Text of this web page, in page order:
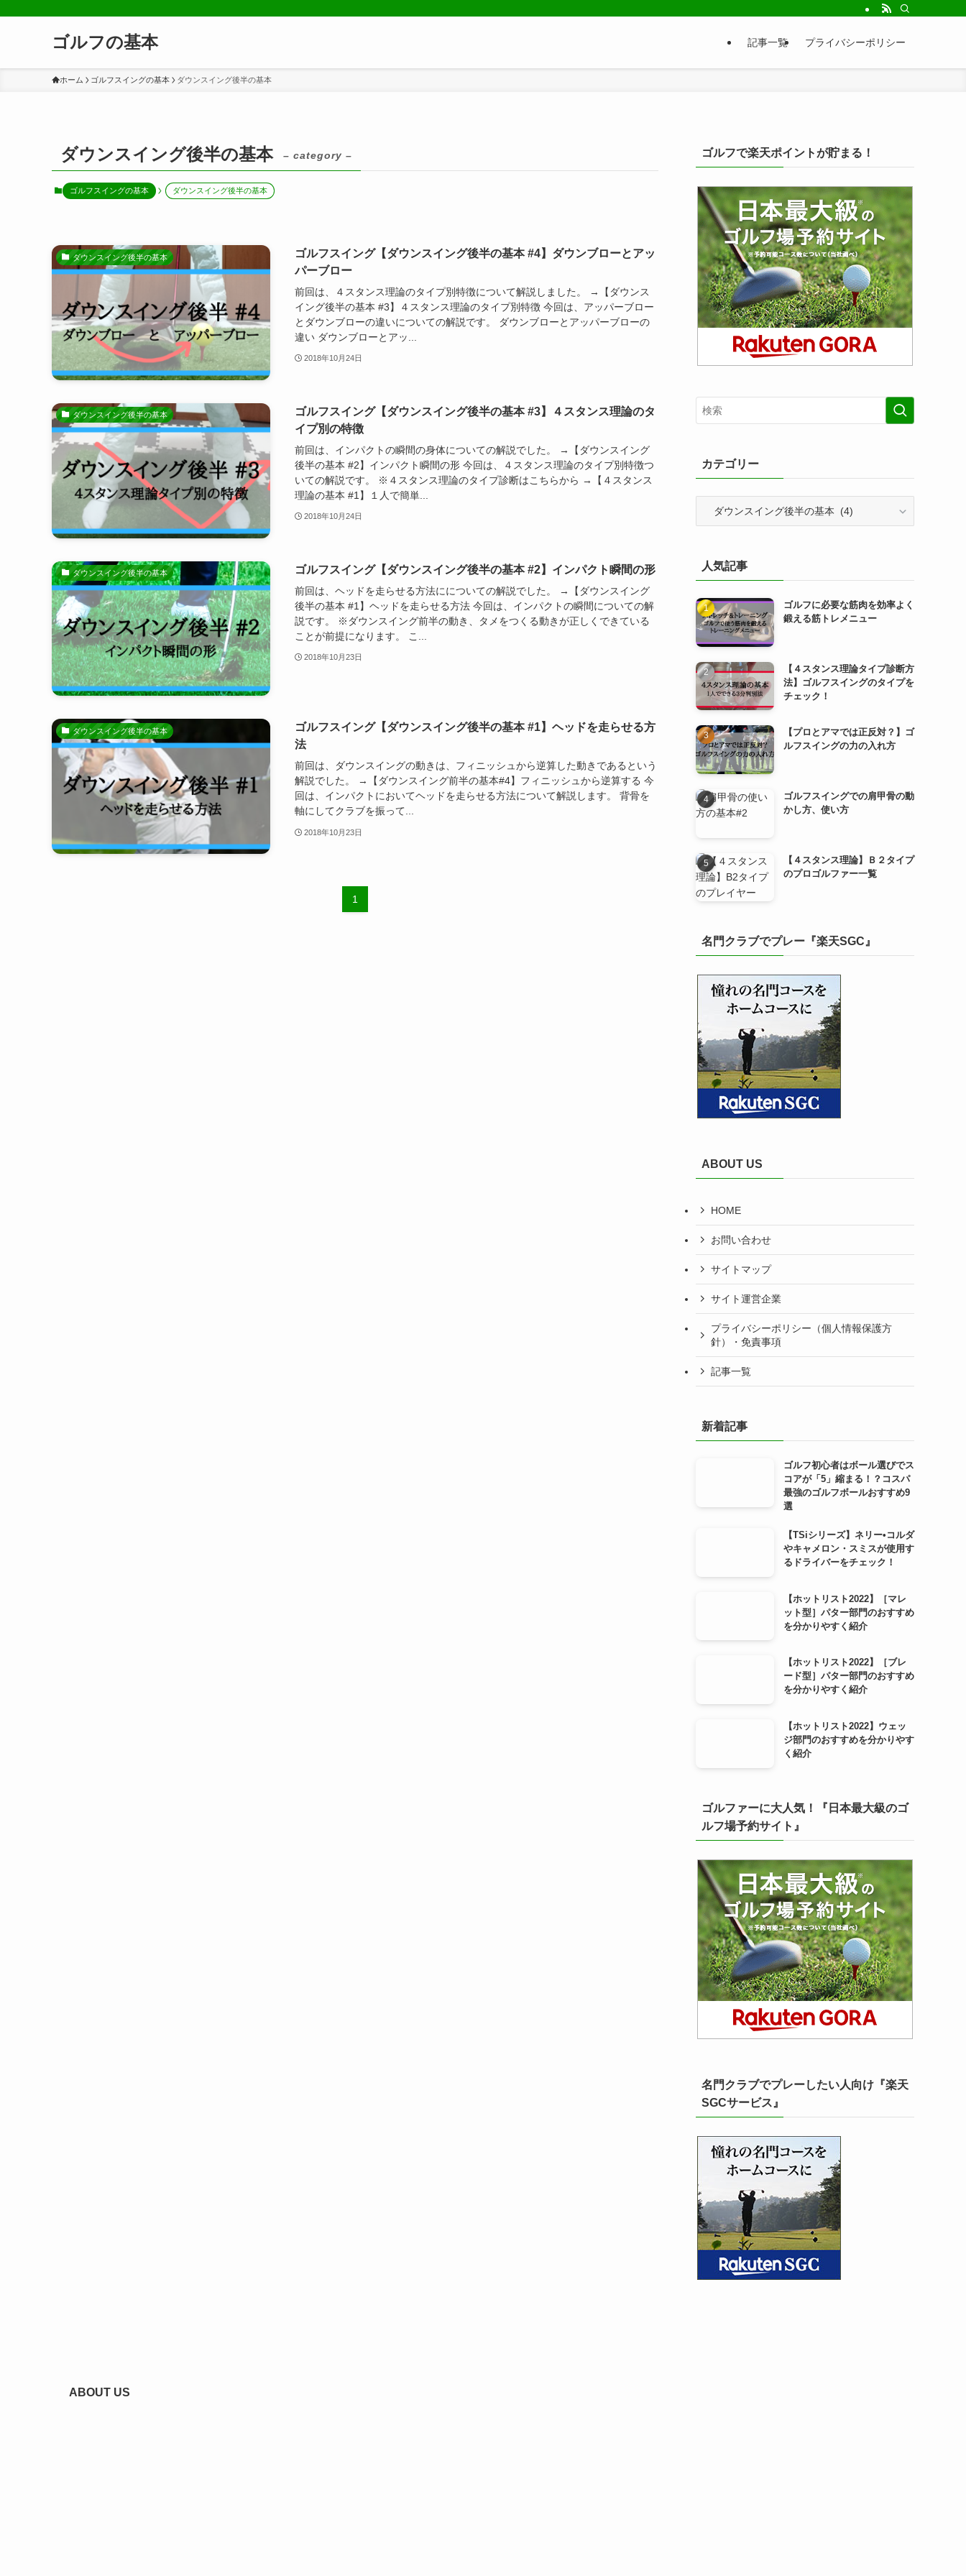
ゴルフの基本 記事一覧 プライバシーポリシー
ホーム ゴルフスイングの基本 ダウンスイング後半の基本
ダウンスイング後半の基本 – category –
ゴルフスイングの基本 ダウンスイング後半の基本
ダウンスイング後半の基本
ゴルフスイング【ダウンスイング後半の基本 #4】ダウンブローとアッ
パーブロー
前回は、４スタンス理論のタイプ別特徴について解説しました。 →【ダウンス
イング後半の基本 #3】４スタンス理論のタイプ別特徴 今回は、アッパーブロー
とダウンブローの違いについての解説です。 ダウンブローとアッパーブローの
違い ダウンブローとアッ...
2018年10月24日
ダウンスイング後半の基本
ゴルフスイング【ダウンスイング後半の基本 #3】４スタンス理論のタ
イプ別の特徴
前回は、インパクトの瞬間の身体についての解説でした。 →【ダウンスイング
後半の基本 #2】インパクト瞬間の形 今回は、４スタンス理論のタイプ別特徴つ
いての解説です。 ※４スタンス理論のタイプ診断はこちらから →【４スタンス
理論の基本 #1】１人で簡単...
2018年10月24日
ダウンスイング後半の基本 ゴルフスイング【ダウンスイング後半の基本 #2】インパクト瞬間の形
前回は、ヘッドを走らせる方法にについての解説でした。 →【ダウンスイング
後半の基本 #1】ヘッドを走らせる方法 今回は、インパクトの瞬間についての解
説です。 ※ダウンスイング前半の動き、タメをつくる動きが正しくできている
ことが前提になります。 こ...
2018年10月23日
ダウンスイング後半の基本
ゴルフスイング【ダウンスイング後半の基本 #1】ヘッドを走らせる方
法
前回は、ダウンスイングの動きは、フィニッシュから逆算した動きであるという
解説でした。 →【ダウンスイング前半の基本#4】フィニッシュから逆算する 今
回は、インパクトにおいてヘッドを走らせる方法について解説します。 背骨を
軸にしてクラブを振って...
2018年10月23日
1
ゴルフで楽天ポイントが貯まる！
カテゴリー
ー人気記事
ゴルフに必要な筋肉を効率よく
鍛える筋トレメニュー
【４スタンス理論タイプ診断方
法】ゴルフスイングのタイプを
チェック！
【プロとアマでは正反対？】ゴ
ルフスイングの力の入れ方
ゴルフスイングでの肩甲骨の動
かし方、使い方
【４スタンス理論】Ｂ２タイプ
のプロゴルファー一覧
名門クラブでプレー『楽天SGC』
ABOUT US
HOME
お問い合わせ
サイトマップ
サイト運営企業
プライバシーポリシー（個人情報保護方
針）・免責事項
記事一覧
新着記事
ゴルフ初心者はボール選びでス
コアが「5」縮まる！？コスパ
最強のゴルフボールおすすめ9
選
【TSiシリーズ】ネリー•コルダ
やキャメロン・スミスが使用す
るドライバーをチェック！
【ホットリスト2022】［マレ
ット型］パター部門のおすすめ
を分かりやすく紹介
【ホットリスト2022】［ブレ
ード型］パター部門のおすすめ
を分かりやすく紹介
【ホットリスト2022】ウェッ
ジ部門のおすすめを分かりやす
く紹介
ゴルファーに大人気！『日本最大級のゴ
ルフ場予約サイト』
名門クラブでプレーしたい人向け『楽天
SGCサービス』
ABOUT US